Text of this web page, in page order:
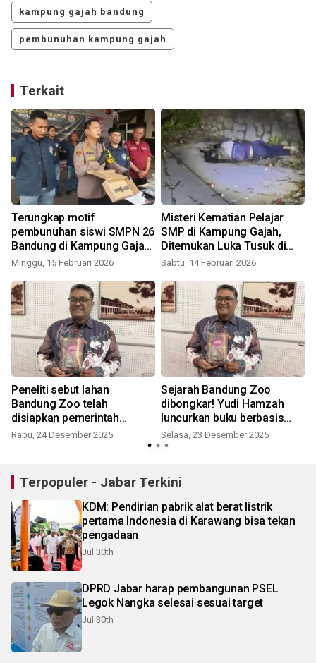
kampung gajah bandung
pembunuhan kampung gajah
Terkait
Terungkap motif
pembunuhan siswi SMPN 26
Bandung di Kampung Gajah:
sakit hati
Minggu, 15 Februari 2026
Misteri Kematian Pelajar
SMP di Kampung Gajah,
Ditemukan Luka Tusuk di
Perut
Sabtu, 14 Februari 2026
Peneliti sebut lahan
Bandung Zoo telah
disiapkan pemerintah
kolonial
Rabu, 24 Desember 2025
Sejarah Bandung Zoo
dibongkar! Yudi Hamzah
luncurkan buku berbasis
arsip langka
Selasa, 23 Desember 2025
Terpopuler - Jabar Terkini
KDM: Pendirian pabrik alat berat listrik
pertama Indonesia di Karawang bisa tekan
pengadaan
Jul 30th
DPRD Jabar harap pembangunan PSEL
Legok Nangka selesai sesuai target
Jul 30th